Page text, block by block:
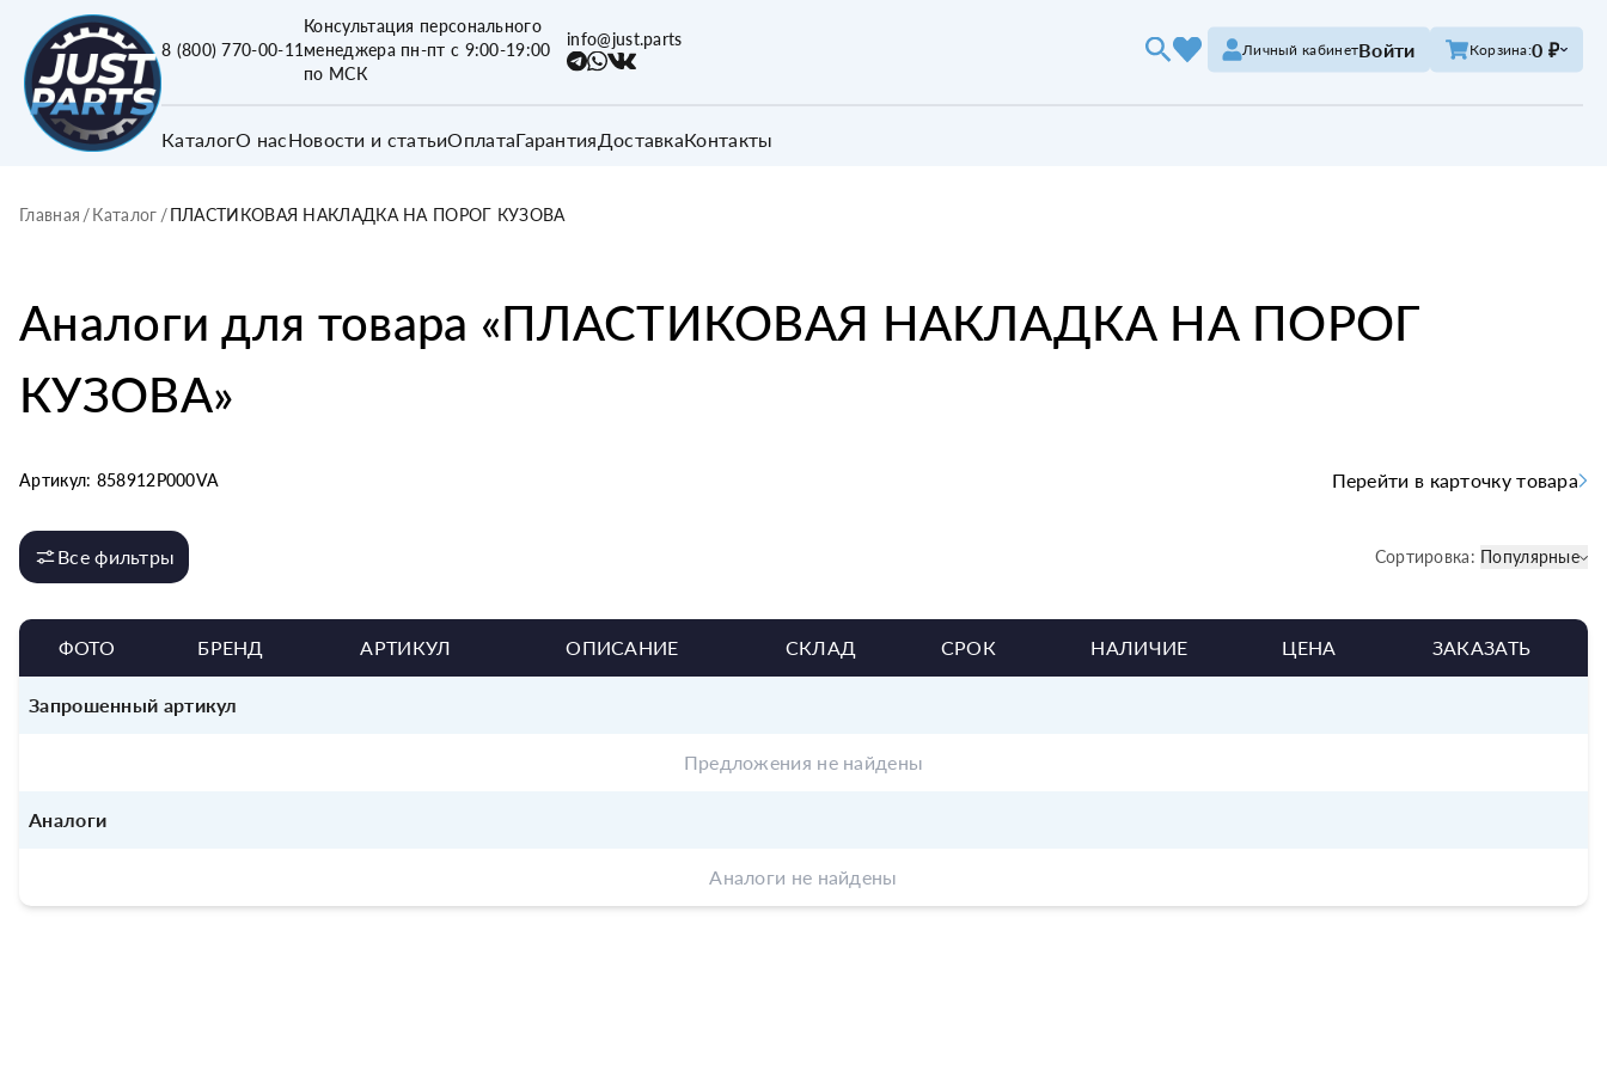
8 (800) 770-00-11
Консультация персонального
менеджера пн-пт с 9:00-19:00
по МСК
info@just.parts Личный кабинетВойти Корзина:0 ₽
КаталогО насНовости и статьиОплатаГарантия ДоставкаКонтакты
Главная /Каталог /ПЛАСТИКОВАЯ НАКЛАДКА НА ПОРОГ КУЗОВА
Аналоги для товара «ПЛАСТИКОВАЯ НАКЛАДКА НА ПОРОГ
КУЗОВА»
Артикул: 858912P000VA Перейти в карточку товара
Все фильтры Сортировка: Популярные
ФОТО БРЕНД АРТИКУЛ ОПИСАНИЕ СКЛАД СРОК НАЛИЧИЕ ЦЕНА ЗАКАЗАТЬ
Запрошенный артикул
Предложения не найдены
Аналоги
Аналоги не найдены